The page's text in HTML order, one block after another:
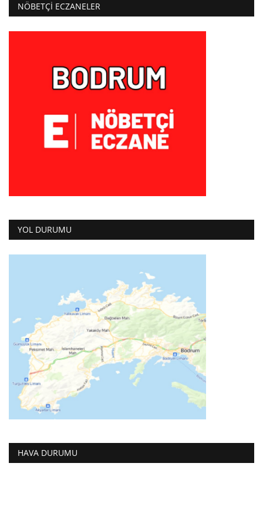
NÖBETÇI ECZANELER
YOL DURUMU
HAVA DURUMU